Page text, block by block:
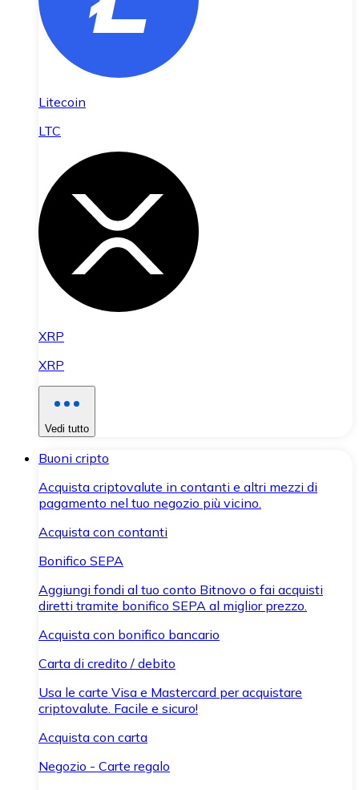
Litecoin
LTC
XRP
XRP
Vedi tutto
Buoni cripto
Acquista criptovalute in contanti e altri mezzi di
pagamento nel tuo negozio più vicino.
Acquista con contanti
Bonifico SEPA
Aggiungi fondi al tuo conto Bitnovo o fai acquisti
diretti tramite bonifico SEPA al miglior prezzo.
Acquista con bonifico bancario
Carta di credito / debito
Usa le carte Visa e Mastercard per acquistare
criptovalute. Facile e sicuro!
Acquista con carta
Negozio - Carte regalo